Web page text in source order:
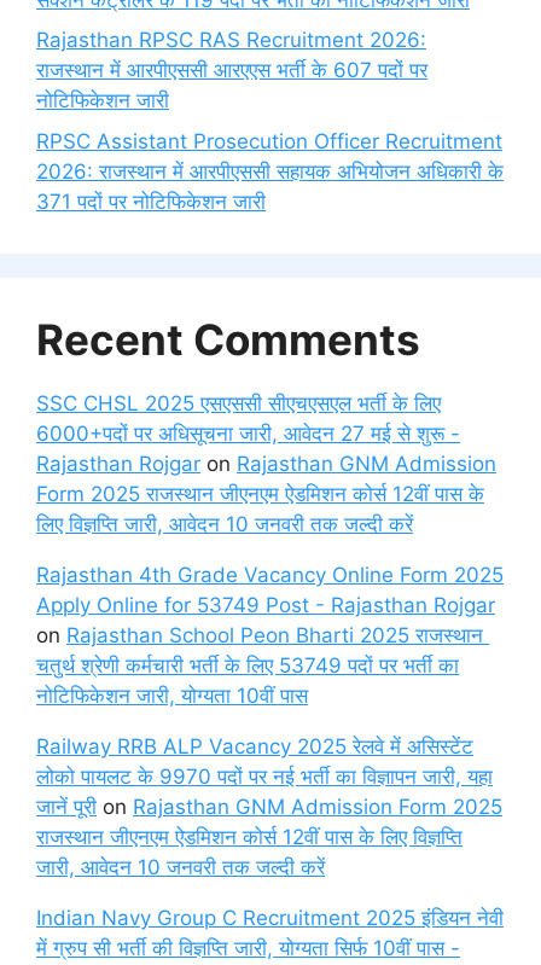
Rajasthan RPSC RAS Recruitment 2026:
राजस्थान में आरपीएससी आरएएस भर्ती के 607 पदों पर
नोटिफिकेशन जारी
RPSC Assistant Prosecution Officer Recruitment
2026: राजस्थान में आरपीएससी सहायक अभियोजन अधिकारी के
371 पदों पर नोटिफिकेशन जारी
Recent Comments
SSC CHSL 2025 एसएससी सीएचएसएल भर्ती के लिए
6000+पदों पर अधिसूचना जारी, आवेदन 27 मई से शुरू -
Rajasthan Rojgar on Rajasthan GNM Admission
Form 2025 राजस्थान जीएनएम ऐडमिशन कोर्स 12वीं पास के
लिए विज्ञप्ति जारी, आवेदन 10 जनवरी तक जल्दी करें
Rajasthan 4th Grade Vacancy Online Form 2025
Apply Online for 53749 Post - Rajasthan Rojgar
on Rajasthan School Peon Bharti 2025 राजस्थान
चतुर्थ श्रेणी कर्मचारी भर्ती के लिए 53749 पदों पर भर्ती का
नोटिफिकेशन जारी, योग्यता 10वीं पास
Railway RRB ALP Vacancy 2025 रेलवे में असिस्टेंट
लोको पायलट के 9970 पदों पर नई भर्ती का विज्ञापन जारी, यहा
जानें पूरी on Rajasthan GNM Admission Form 2025
राजस्थान जीएनएम ऐडमिशन कोर्स 12वीं पास के लिए विज्ञप्ति
जारी, आवेदन 10 जनवरी तक जल्दी करें
Indian Navy Group C Recruitment 2025 इंडियन नेवी
में ग्रुप सी भर्ती की विज्ञप्ति जारी, योग्यता सिर्फ 10वीं पास -